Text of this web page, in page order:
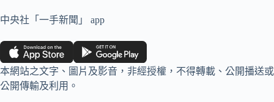
中央社「一手新聞」 app
本網站之文字、圖片及影音，非經授權，不得轉載、公開播送或
公開傳輸及利用。